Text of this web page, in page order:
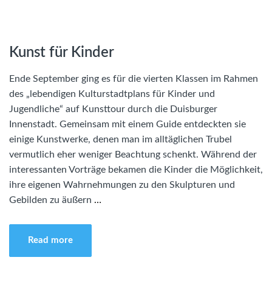
Kunst für Kinder
Ende September ging es für die vierten Klassen im Rahmen
des „lebendigen Kulturstadtplans für Kinder und
Jugendliche“ auf Kunsttour durch die Duisburger
Innenstadt. Gemeinsam mit einem Guide entdeckten sie
einige Kunstwerke, denen man im alltäglichen Trubel
vermutlich eher weniger Beachtung schenkt. Während der
interessanten Vorträge bekamen die Kinder die Möglichkeit,
ihre eigenen Wahrnehmungen zu den Skulpturen und
Gebilden zu äußern …
Read more